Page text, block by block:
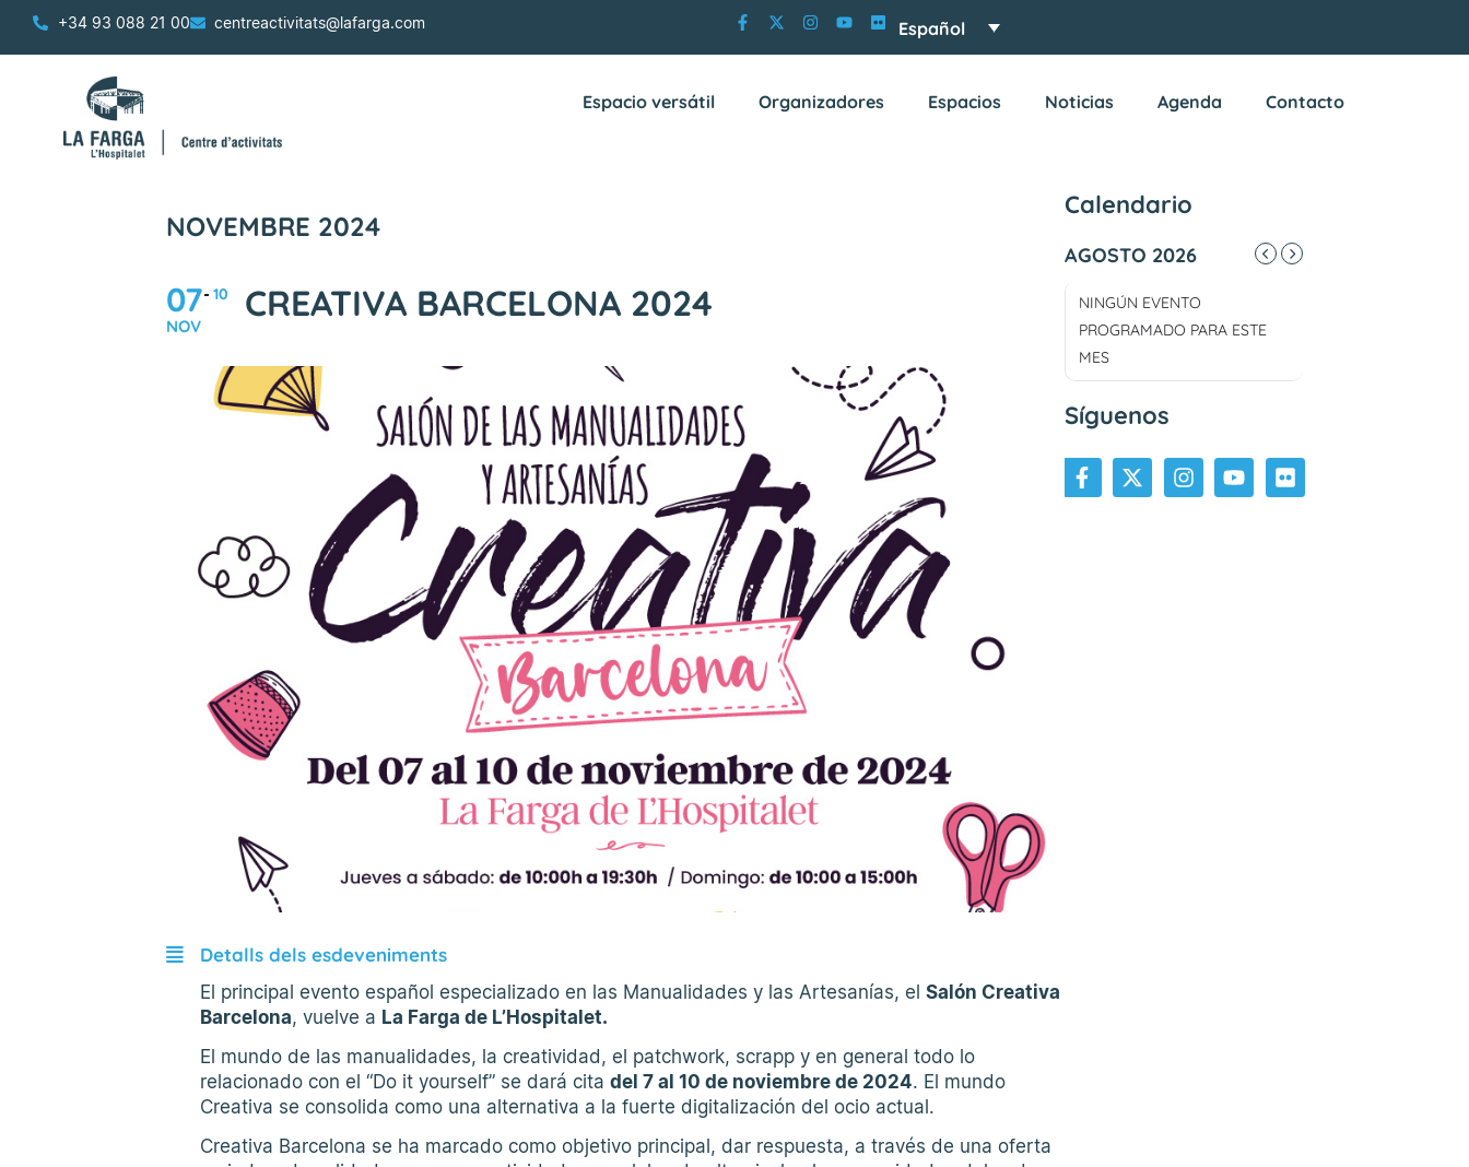
+34 93 088 21 00 centreactivitats@lafarga.com Español
Espacio versátil Organizadores Espacios Noticias Agenda Contacto
NOVEMBRE 2024
07
NOV
10 CREATIVA BARCELONA 2024
Detalls dels esdeveniments
El principal evento español especializado en las Manualidades y las Artesanías, el Salón Creativa
Barcelona, vuelve a La Farga de L’Hospitalet.
El mundo de las manualidades, la creatividad, el patchwork, scrapp y en general todo lo
relacionado con el “Do it yourself” se dará cita del 7 al 10 de noviembre de 2024. El mundo
Creativa se consolida como una alternativa a la fuerte digitalización del ocio actual.
Creativa Barcelona se ha marcado como objetivo principal, dar respuesta, a través de una oferta
Calendario
AGOSTO 2026
NINGÚN EVENTO
PROGRAMADO PARA ESTE
MES
Síguenos